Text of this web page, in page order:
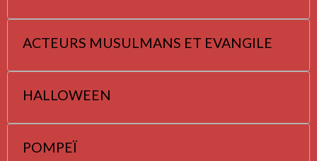
ACTEURS MUSULMANS ET EVANGILE
HALLOWEEN
POMPEÏ